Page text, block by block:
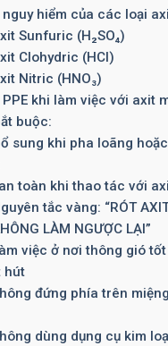
hiểm của các loại
Sunfuric (H₂SO₄)
Clohydric (HCl)
Nitric (HNO₃)
khi làm việc với axit
buộc:
sung khi pha loãng
toàn khi thao tác với
tắc vàng: “RÓT
LÀM NGƯỢC LẠI”
việc ở nơi thông gió
hút
đứng phía trên
dùng dụng cụ kim